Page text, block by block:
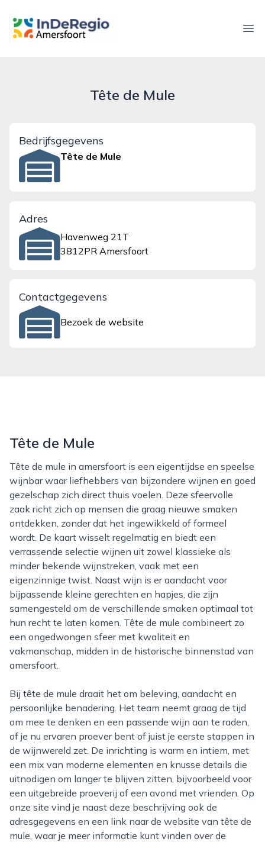
inderegioamersfoort.nl
Tête de Mule
Bedrijfsgegevens
Tête de Mule
Adres
Havenweg 21T
3812PR Amersfoort
Contactgegevens
Bezoek de website
Tête de Mule
Tête de mule in amersfoort is een eigentijdse en speelse
wijnbar waar liefhebbers van bijzondere wijnen en goed
gezelschap zich direct thuis voelen. Deze sfeervolle
zaak richt zich op mensen die graag nieuwe smaken
ontdekken, zonder dat het ingewikkeld of formeel
wordt. De kaart wisselt regelmatig en biedt een
verrassende selectie wijnen uit zowel klassieke als
minder bekende wijnstreken, vaak met een
eigenzinnige twist. Naast wijn is er aandacht voor
bijpassende kleine gerechten en hapjes, die zijn
samengesteld om de verschillende smaken optimaal tot
hun recht te laten komen. Tête de mule combineert zo
een ongedwongen sfeer met kwaliteit en
vakmanschap, midden in de historische binnenstad van
amersfoort.
Bij tête de mule draait het om beleving, aandacht en
persoonlijke benadering. Het team neemt graag de tijd
om mee te denken en een passende wijn aan te raden,
of je nu ervaren proever bent of juist je eerste stappen in
de wijnwereld zet. De inrichting is warm en intiem, met
een mix van moderne elementen en knusse details die
uitnodigen om langer te blijven zitten, bijvoorbeeld voor
een uitgebreide proeverij of een avond met vrienden. Op
onze site vind je naast deze beschrijving ook de
adresgegevens en een link naar de website van tête de
mule, waar je meer informatie kunt vinden over de